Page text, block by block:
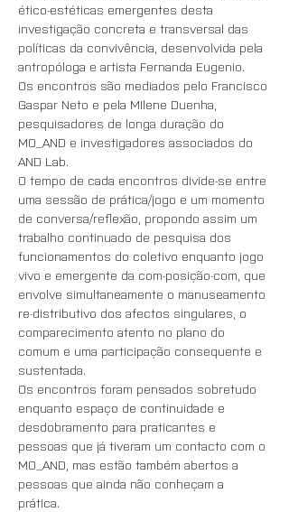
ético-estéticas emergentes desta
investigação concreta e transversal das
políticas da convivência, desenvolvida pela
antropóloga e artista Fernanda Eugenio.
Os encontros são mediados pelo Francisco
Gaspar Neto e pela MIlene Duenha,
pesquisadores de longa duração do
MO_AND e investigadores associados do
AND Lab.
O tempo de cada encontros divide-se entre
uma sessão de prática/jogo e um momento
de conversa/reflexão, propondo assim um
trabalho continuado de pesquisa dos
funcionamentos do coletivo enquanto jogo
vivo e emergente da com-posição-com, que
envolve simultaneamente o manuseamento
re-distributivo dos afectos singulares, o
comparecimento atento no plano do
comum e uma participação consequente e
sustentada.
Os encontros foram pensados sobretudo
enquanto espaço de continuidade e
desdobramento para praticantes e
pessoas que já tiveram um contacto com o
MO_AND, mas estão também abertos a
pessoas que ainda não conheçam a
prática.